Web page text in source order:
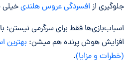
جلوگیری از افسردگی عروس هلندیخیلی
اسباب‌بازی‌ها فقط برای سرگرمی
افزایش هوش پرنده هم میشن: بهترین
(خطرات و مزایا).